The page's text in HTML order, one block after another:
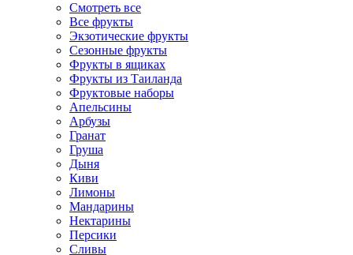
Смотреть все
Все фрукты
Экзотические фрукты
Сезонные фрукты
Фрукты в ящиках
Фрукты из Таиланда
Фруктовые наборы
Апельсины
Арбузы
Гранат
Груша
Дыня
Киви
Лимоны
Мандарины
Нектарины
Персики
Сливы